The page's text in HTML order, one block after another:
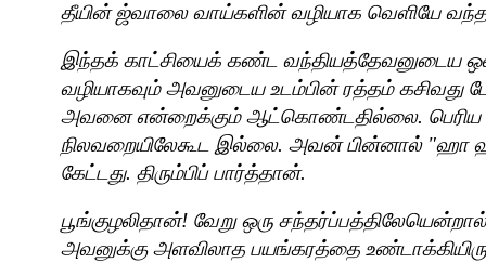
தீயின் ஜ்வாலை வாய்களின் வழியாக வெளியே
இந்தக் காட்சியைக் கண்ட வந்தியத்தேவனுடைய
வழியாகவும் அவனுடைய உடம்பின் ரத்தம் கசிவது
அவனை என்றைக்கும் ஆட்கொண்டதில்லை. பெரிய
நிலவறையிலேகூட இல்லை. அவன் பின்னால் "ஹா
கேட்டது. திரும்பிப் பார்த்தான்.
பூங்குழலிதான்! வேறு ஒரு சந்தர்ப்பத்திலேயென்றால்
அவனுக்கு அளவிலாத பயங்கரத்தை